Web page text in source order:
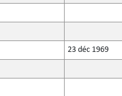
23 déc 1969